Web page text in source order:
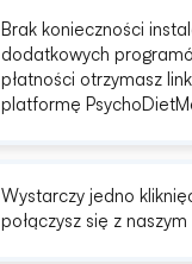
Brak konieczności
dodatkowych
płatności otrzymasz
platformę
Wystarczy jedno
połączysz się z